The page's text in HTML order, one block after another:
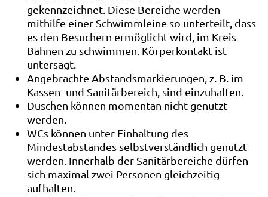
gekennzeichnet. Diese Bereiche werden
mithilfe einer Schwimmleine so unterteilt, dass
es den Besuchern ermöglicht wird, im Kreis
Bahnen zu schwimmen. Körperkontakt ist
untersagt.
Angebrachte Abstandsmarkierungen, z. B. im
Kassen- und Sanitärbereich, sind einzuhalten.
Duschen können momentan nicht genutzt
werden.
WCs können unter Einhaltung des
Mindestabstandes selbstverständlich genutzt
werden. Innerhalb der Sanitärbereiche dürfen
sich maximal zwei Personen gleichzeitig
aufhalten.